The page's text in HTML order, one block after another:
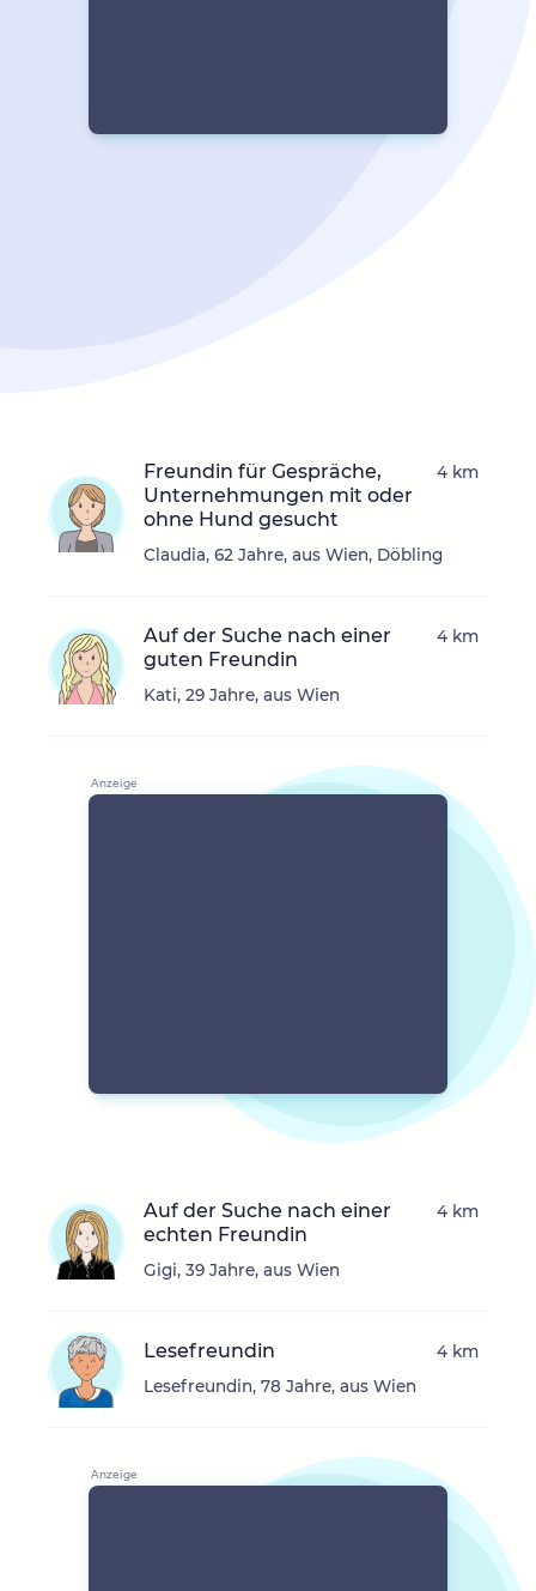
Freundin für Gespräche,
Unternehmungen mit oder
ohne Hund gesucht
Claudia, 62 Jahre, aus Wien, Döbling
4 km
Auf der Suche nach einer
guten Freundin
Kati, 29 Jahre, aus Wien
4 km
Auf der Suche nach einer
echten Freundin
Gigi, 39 Jahre, aus Wien
4 km
Lesefreundin
Lesefreundin, 78 Jahre, aus Wien
4 km